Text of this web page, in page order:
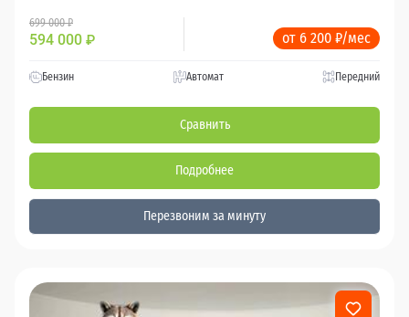
699 000 ₽
594 000 ₽ от 6 200 ₽/мес
Бензин Автомат Передний
Сравнить
Подробнее
Перезвоним за минуту